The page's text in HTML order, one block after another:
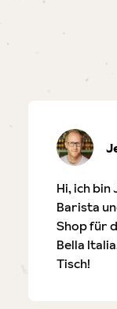
Hi, ich
Barista
Shop für
Bella
Tisch!